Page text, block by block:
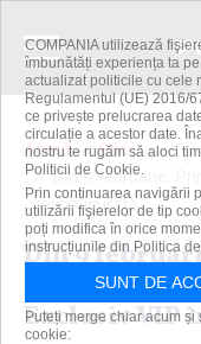
Acasă
Știri
Din 9 februarie,
reconfigurată....
Din 9
grilă de
Exclusiv VIP
COMPANIA utilizează
îmbunătăți experiența ta
actualizat politicile cu cele
Regulamentul (UE) 2016/
ce privește prelucrarea
circulație a acestor date.
nostru te rugăm să aloci
Politicii de Cookie.
Prin continuarea navigării
utilizării fişierelor de tip
poți modifica în orice
instrucțiunile din Politica
SUNT DE
Puteți merge chiar acum
cookie: